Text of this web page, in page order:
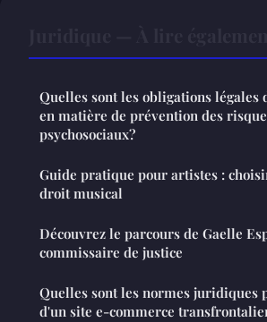
Quelles sont les obligations légales
en matière de prévention des
psychosociaux?
Guide pratique pour artistes :
droit musical
Découvrez le parcours de Gaelle
commissaire de justice
Quelles sont les normes juridiques
d'un site e-commerce